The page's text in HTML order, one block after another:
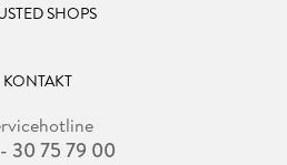
SHOPS
KONTAKT
30 75 79 00